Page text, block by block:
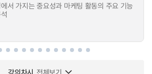
서 가지는 중요성과 마케팅 활동의 주요 기능
강의차시 전체보기